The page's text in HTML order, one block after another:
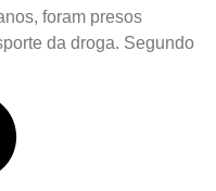
foram presos
da droga. Segundo